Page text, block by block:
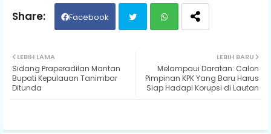
Facebook
ats
LEBIH BARU
Melampaui Daratan: Calon
Pimpinan KPK Yang Baru Harus
Siap Hadapi Korupsi di Lautan
LEBIH LAMA
Sidang Praperadilan Mantan
Bupati Kepulauan Tanimbar
Ditunda